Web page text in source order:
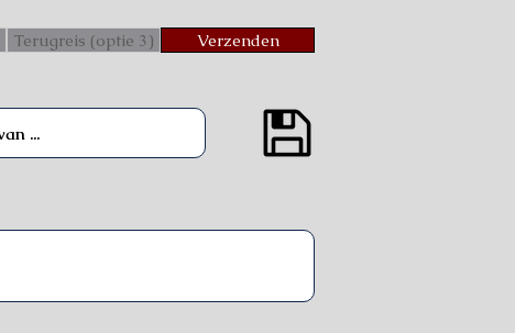
Terugreis (optie 3) Verzenden